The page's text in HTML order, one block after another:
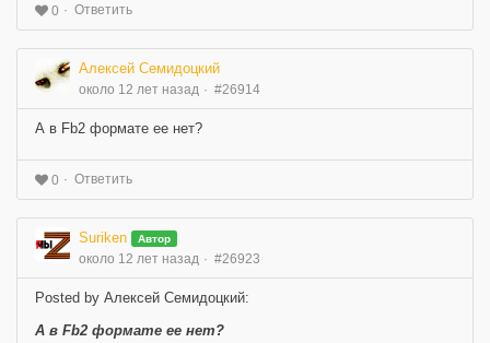
0 Ответить
Алексей Семидоцкий
около 12 лет назад #26914
А в Fb2 формате ее нет?
0 Ответить
Suriken Автор
около 12 лет назад #26923
Posted by Алексей Семидоцкий:
А в Fb2 формате ее нет?